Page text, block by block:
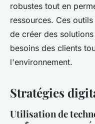
robustes tout en
ressources. Ces
de créer des
besoins des clients
l'environnement.
Stratégies
Utilisation de